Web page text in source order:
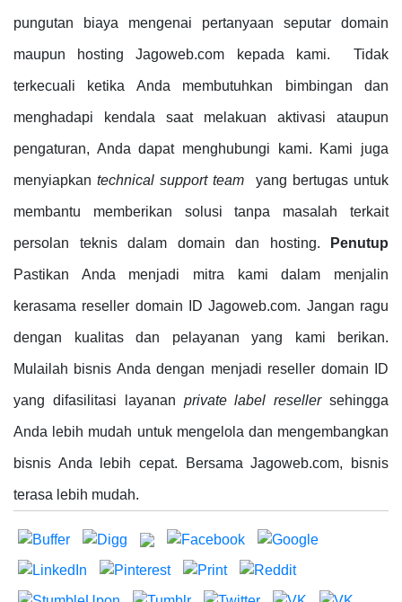
pungutan biaya mengenai pertanyaan seputar domain
maupun hosting Jagoweb.com kepada kami. Tidak
terkecuali ketika Anda membutuhkan bimbingan dan
menghadapi kendala saat melakuan aktivasi ataupun
pengaturan, Anda dapat menghubungi kami. Kami juga
menyiapkantechnical support team yang bertugas untuk
membantu memberikan solusi tanpa masalah terkait
persolan teknis dalam domain dan hosting. Penutup
Pastikan Anda menjadi mitra kami dalam menjalin
kerasama reseller domain ID Jagoweb.com. Jangan ragu
dengan kualitas dan pelayanan yang kami berikan.
Mulailah bisnis Anda dengan menjadi reseller domain ID
yang difasilitasi layanan private label resellersehingga
Anda lebih mudah untuk mengelola dan mengembangkan
bisnis Anda lebih cepat. Bersama Jagoweb.com, bisnis
terasa lebih mudah.